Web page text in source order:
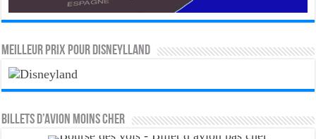
MEILLEUR PRIX POUR DISNEYLLAND
Billets d’avion moins cher